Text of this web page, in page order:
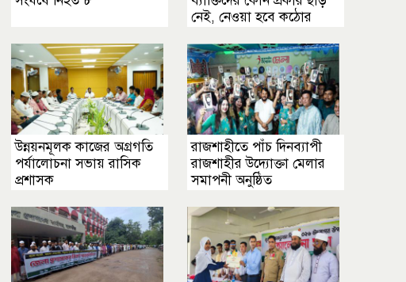
নেই, নেওয়া হবে কঠোর
জেলা পুলিশ সুপার
উন্নয়নমূলক কাজের অগ্রগতি
পর্যালোচনা সভায় রাসিক
প্রশাসক
রাজশাহীতে পাঁচ দিনব্যাপী
রাজশাহীর উদ্যোক্তা মেলার
সমাপনী অনুষ্ঠিত